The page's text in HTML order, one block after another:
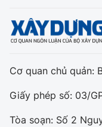
Cơ quan chủ quản:
Giấy phép số: 03/
Tòa soạn: Số 2